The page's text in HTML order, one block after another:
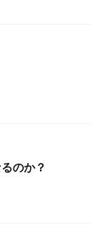
のか？